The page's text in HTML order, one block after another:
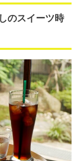
のスイーツ時